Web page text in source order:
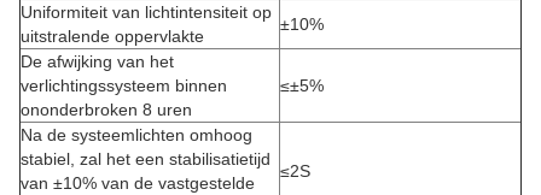
Uniformiteit van lichtintensiteit op
uitstralende oppervlakte
±10%
De afwijking van het
verlichtingssysteem binnen
ononderbroken 8 uren
≤±5%
Na de systeemlichten omhoog
stabiel, zal het een stabilisatietijd
van ±10% van de vastgestelde
≤2S